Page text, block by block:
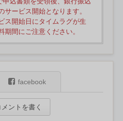
サービス開始となります。
ス開始日にタイムラグが生
期間にご注意ください。
facebook
メントを書く